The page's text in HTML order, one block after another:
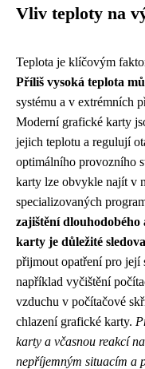
Vliv teploty na
Teplota je klíčovým
Příliš vysoká teplota
systému a v extrémních
Moderní grafické karty
jejich teplotu a regulují
optimálního provozního
karty lze obvykle najít v
specializovaných
zajištění
karty je důležité
přijmout opatření pro její
například vyčištění
vzduchu v počítačové
chlazení grafické karty.
karty a včasnou reakcí
nepříjemným situacím a